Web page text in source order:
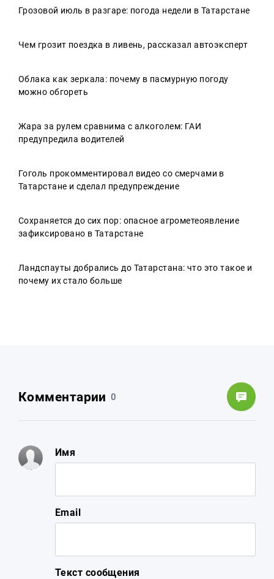
Грозовой июль в разгаре: погода недели в Татарстане
Чем грозит поездка в ливень, рассказал автоэксперт
Облака как зеркала: почему в пасмурную погоду
можно обгореть
Жара за рулем сравнима с алкоголем: ГАИ
предупредила водителей
Гоголь прокомментировал видео со смерчами в
Татарстане и сделал предупреждение
Сохраняется до сих пор: опасное агрометеоявление
зафиксировано в Татарстане
Ландспауты добрались до Татарстана: что это такое и
почему их стало больше
Комментарии 0
Имя
Email
Текст сообщения